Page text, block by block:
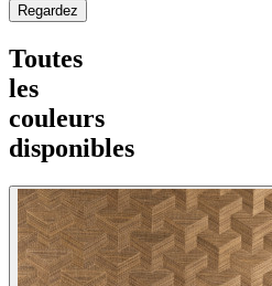
Regardez
Toutes
les
couleurs
disponibles